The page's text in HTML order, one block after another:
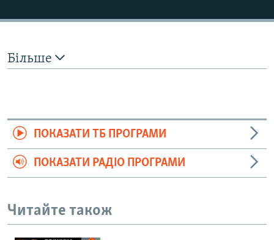
Більше
ПОКАЗАТИ ТБ ПРОГРАМИ
ПОКАЗАТИ РАДІО ПРОГРАМИ
Читайте також